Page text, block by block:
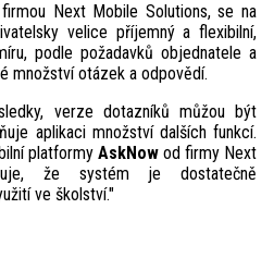
Kontakt
Ke stažení
O firmě
Reference
Next Mobile Solutions, se na
velice příjemný a flexibilní,
podle požadavků objednatele a
množství otázek a odpovědí.
verze dotazníků můžou být
aplikaci množství dalších funkcí.
platformy AskNow od firmy Next
že systém je dostatečně
ve školství."